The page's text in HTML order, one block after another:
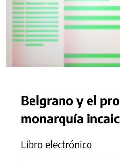
Belgrano y el
monarquía
Libro electrónico